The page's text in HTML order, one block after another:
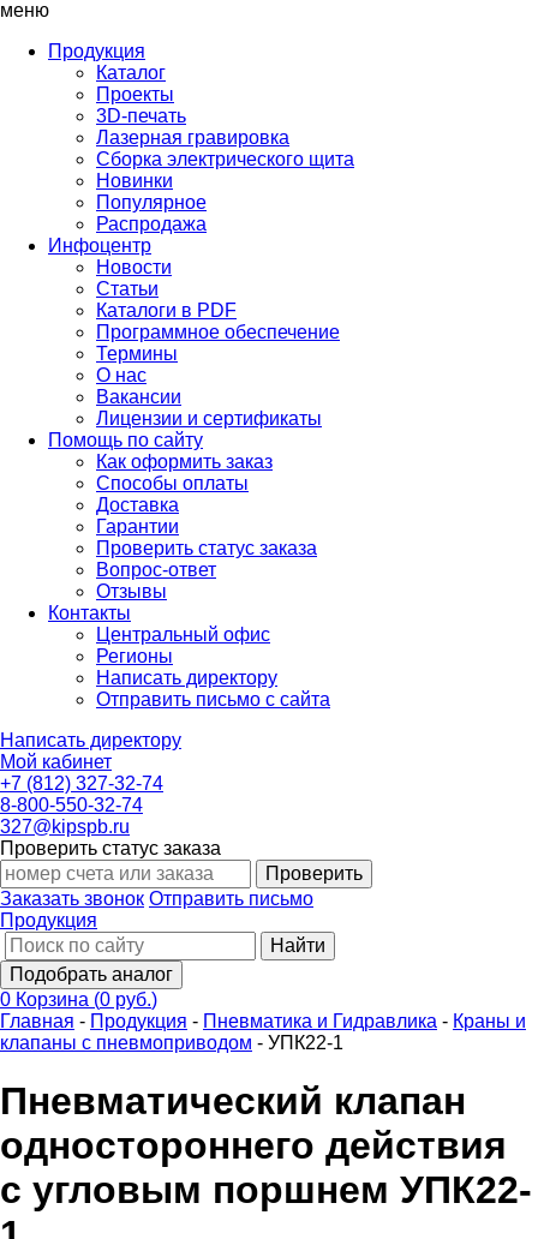
меню
Продукция
Каталог
Проекты
3D-печать
Лазерная гравировка
Сборка электрического щита
Новинки
Популярное
Распродажа
Инфоцентр
Новости
Статьи
Каталоги в PDF
Программное обеспечение
Термины
О нас
Вакансии
Лицензии и сертификаты
Помощь по сайту
Как оформить заказ
Способы оплаты
Доставка
Гарантии
Проверить статус заказа
Вопрос-ответ
Отзывы
Контакты
Центральный офис
Регионы
Написать директору
Отправить письмо с сайта
Написать директору
Мой кабинет
+7 (812) 327-32-74
8-800-550-32-74
327@kipspb.ru
Проверить статус заказа
Проверить
Заказать звонок Отправить письмо
Продукция
Найти
Подобрать аналог
0 Корзина (0 руб.)
Главная - Продукция - Пневматика и Гидравлика - Краны и
клапаны с пневмоприводом - УПК22-1
Пневматический клапан
одностороннего действия
с угловым поршнем УПК22-